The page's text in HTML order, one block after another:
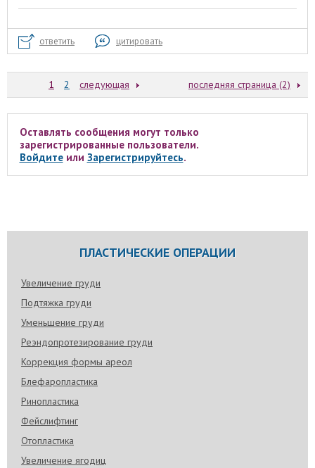
ответить цитировать
1 2 следующая последняя страница (2)
Оставлять сообщения могут только
зарегистрированные пользователи.
Войдитеили Зарегистрируйтесь.
ПЛАСТИЧЕСКИЕ ОПЕРАЦИИ
Увеличение груди
Подтяжка груди
Уменьшение груди
Реэндопротезирование груди
Коррекция формы ареол
Блефаропластика
Ринопластика
Фейслифтинг
Отопластика
Увеличение ягодиц